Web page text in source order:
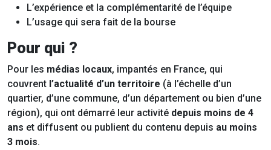
L’expérience et la complémentarité de l’équipe
L’usage qui sera fait de la bourse
Pour qui ?
Pour les médias locaux, impantés en France, qui
couvrent l’actualité d’un territoire (à l’échelle d’un
quartier, d’une commune, d’un département ou bien d’une
région), qui ont démarré leur activité depuis moins de 4
ans et diffusent ou publient du contenu depuis au moins
3 mois.